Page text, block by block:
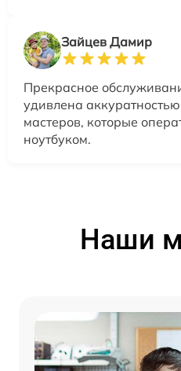
Зайцев Дамир
Прекрасное
удивлена
мастеров, которые
ноутбуком.
Наши